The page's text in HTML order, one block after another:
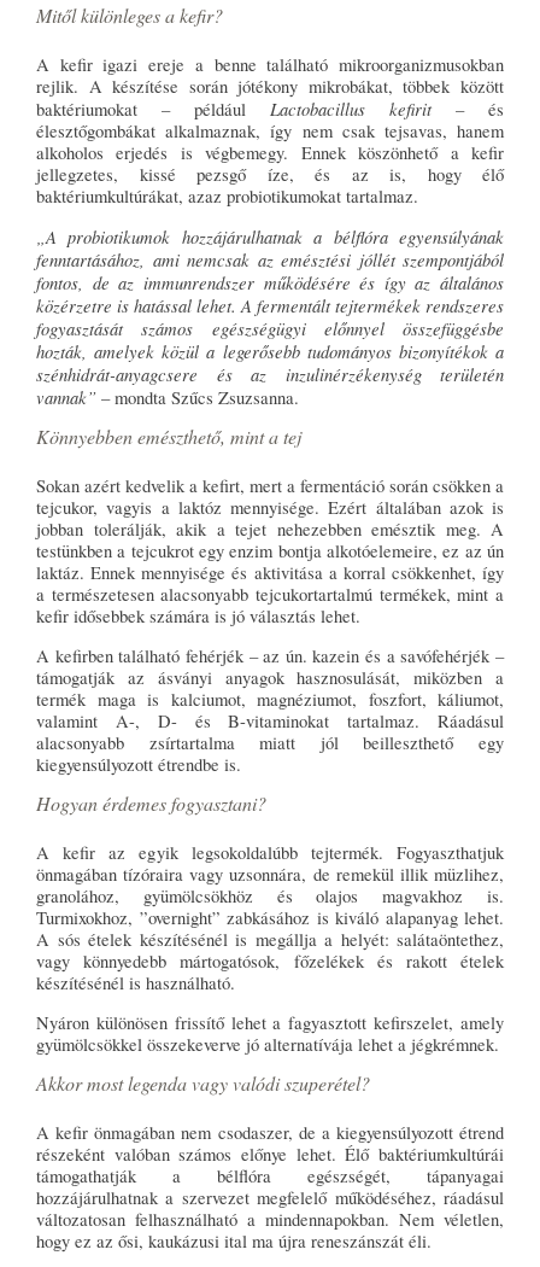
Mitől különleges a kefir?
A kefir igazi ereje a benne található mikroorganizmusokban
rejlik. A készítése során jótékony mikrobákat, többek között
baktériumokat – például Lactobacillus kefirit– és
élesztőgombákat alkalmaznak, így nem csak tejsavas, hanem
alkoholos erjedés is végbemegy. Ennek köszönhető a kefir
jellegzetes, kissé pezsgő íze, és az is, hogy élő
baktériumkultúrákat, azaz probiotikumokat tartalmaz.
„A probiotikumok hozzájárulhatnak a bélflóra egyensúlyának
fenntartásához, ami nemcsak az emésztési jóllét szempontjából
fontos, de az immunrendszer működésére és így az általános
közérzetre is hatással lehet. A fermentált tejtermékek rendszeres
fogyasztását számos egészségügyi előnnyel összefüggésbe
hozták, amelyek közül a legerősebb tudományos bizonyítékok a
szénhidrát-anyagcsere és az inzulinérzékenység területén
vannak” – mondta Szűcs Zsuzsanna.
Könnyebben emészthető, mint a tej
Sokan azért kedvelik a kefirt, mert a fermentáció során csökken a
tejcukor, vagyis a laktóz mennyisége. Ezért általában azok is
jobban tolerálják, akik a tejet nehezebben emésztik meg. A
testünkben a tejcukrot egy enzim bontja alkotóelemeire, ez az ún
laktáz. Ennek mennyisége és aktivitása a korral csökkenhet, így
a természetesen alacsonyabb tejcukortartalmú termékek, mint a
kefir idősebbek számára is jó választás lehet.
A kefirben található fehérjék – az ún. kazein és a savófehérjék –
támogatják az ásványi anyagok hasznosulását, miközben a
termék maga is kalciumot, magnéziumot, foszfort, káliumot,
valamint A-, D- és B-vitaminokat tartalmaz. Ráadásul
alacsonyabb zsírtartalma miatt jól beilleszthető egy
kiegyensúlyozott étrendbe is.
Hogyan érdemes fogyasztani?
A kefir az egyik legsokoldalúbb tejtermék. Fogyaszthatjuk
önmagában tízóraira vagy uzsonnára, de remekül illik müzlihez,
granolához, gyümölcsökhöz és olajos magvakhoz is.
Turmixokhoz, ”overnight” zabkásához is kiváló alapanyag lehet.
A sós ételek készítésénél is megállja a helyét: salátaöntethez,
vagy könnyedebb mártogatósok, főzelékek és rakott ételek
készítésénél is használható.
Nyáron különösen frissítő lehet a fagyasztott kefirszelet, amely
gyümölcsökkel összekeverve jó alternatívája lehet a jégkrémnek.
Akkor most legenda vagy valódi szuperétel?
A kefir önmagában nem csodaszer, de a kiegyensúlyozott étrend
részeként valóban számos előnye lehet. Élő baktériumkultúrái
támogathatják a bélflóra egészségét, tápanyagai
hozzájárulhatnak a szervezet megfelelő működéséhez, ráadásul
változatosan felhasználható a mindennapokban. Nem véletlen,
hogy ez az ősi, kaukázusi ital ma újra reneszánszát éli.